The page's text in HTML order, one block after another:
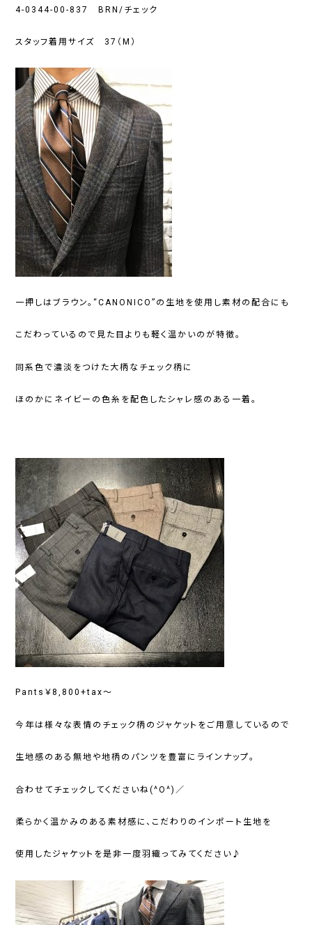
4-0344-00-837 BRN/チェック
スタッフ着用サイズ 37（M）
一押しはブラウン。“CANONICO” の生地を使用し素材の配合にも
こだわっているので見た目よりも軽く温かいのが特徴。
同系色で濃淡をつけた大柄なチェック柄に
ほのかにネイビーの色糸を配色したシャレ感のある一着。
Pants￥8,800+tax～
今年は様々な表情のチェック柄のジャケットをご用意しているので
生地感のある無地や地柄のパンツを豊富にラインナップ。
合わせてチェックしてくださいね(^O^)／
柔らかく温かみのある素材感に、こだわりのインポート生地を
使用したジャケットを是非一度羽織ってみてください♪